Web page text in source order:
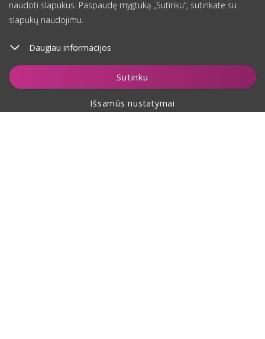
naudoti slapukus. Paspaudę mygtuką „Sutinku“, sutinkate su
slapukų naudojimu.
Daugiau informacijos
Sutinku
Išsamūs nustatymai
Įdėti į krepšelį